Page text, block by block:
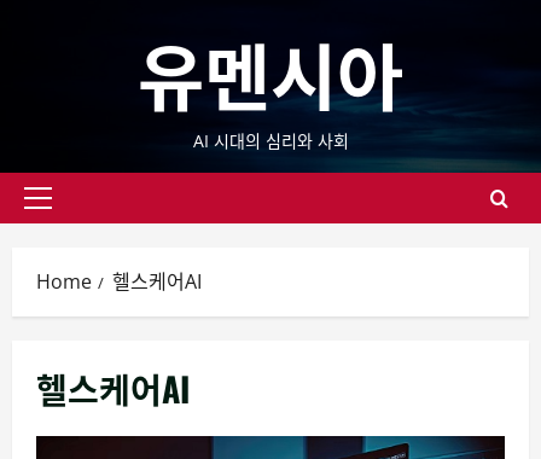
유멘시아
AI 시대의 심리와 사회
Primary
Home 헬스케어AI
헬스케어AI